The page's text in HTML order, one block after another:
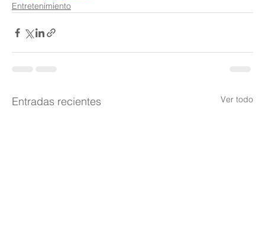
Entretenimiento
Entradas recientes Ver todo